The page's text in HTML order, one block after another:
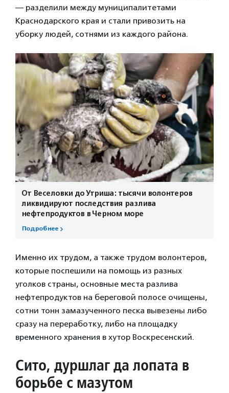
— разделили между муниципалитетами
Краснодарского края и стали привозить на
уборку людей, сотнями из каждого района.
От Веселовки до Утриша: тысячи волонтеров
ликвидируют последствия разлива
нефтепродуктов в Черном море
Подробнее
Именно их трудом, а также трудом волонтеров,
которые поспешили на помощь из разных
уголков страны, основные места разлива
нефтепродуктов на береговой полосе очищены,
сотни тонн замазученного песка вывезены либо
сразу на переработку, либо на площадку
временного хранения в хутор Воскресенский.
Сито, дуршлаг да лопата в
борьбе с мазутом